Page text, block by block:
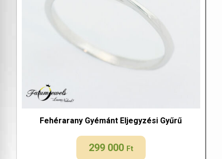
Fehérarany Gyémánt Eljegyzési Gyűrű
299 000 Ft